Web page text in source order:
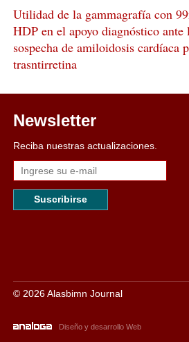
Utilidad de la gammagrafía con
HDP en el apoyo diagnóstico ante
sospecha de amiloidosis cardíaca
trasntirretina
Newsletter
Reciba nuestras actualizaciones.
Suscribirse
© 2026 Alasbimn Journal
Diseño y desarrollo Web